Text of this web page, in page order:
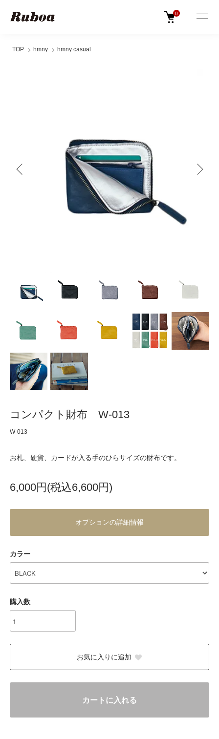
0
TOP hmny hmny casual
コンパクト財布 W-013
W-013
お札、硬貨、カードが入る手のひらサイズの財布です。
6,000円(税込6,600円)
オプションの詳細情報
カラー
購入数
お気に入りに追加
カートに入れる